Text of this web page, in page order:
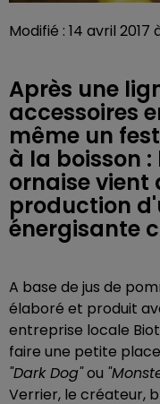
Modifié : 14 avril
Après une
accessoires
même un
à la boisson :
ornaise vient
production
énergisante
A base de jus de
élaboré et produit
entreprise locale
faire une petite
"Dark Dog"ou
Verrier, le créateur,